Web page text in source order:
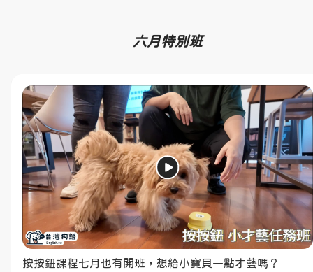
六月特別班
六、七、八月班一起報名中！歡迎喜歡狗狗的小朋友一起
按按鈕課程七月也有開班，想給小寶貝一點才藝嗎？